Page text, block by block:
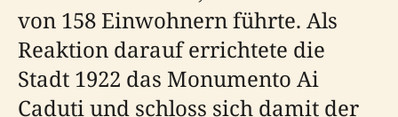
von 158 Einwohnern führte. Als
Reaktion darauf errichtete die
Stadt 1922 das Monumento Ai
Caduti und schloss sich damit der